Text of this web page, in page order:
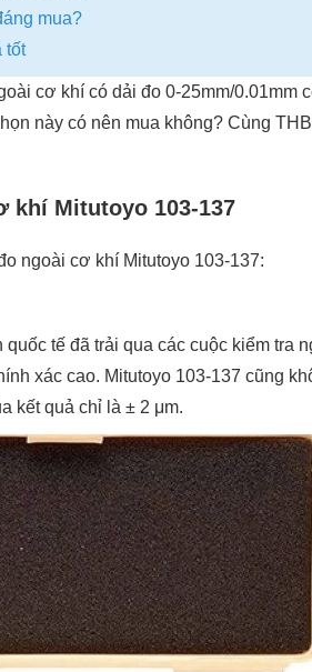
mua?
tốt
cơ khí có dải đo 0-25mm/0.01mm
này có nên mua không? Cùng
khí Mitutoyo 103-137
ngoài cơ khí Mitutoyo 103-137:
tế đã trải qua các cuộc kiểm tra
xác cao. Mitutoyo 103-137 cũng
kết quả chỉ là ± 2 μm.